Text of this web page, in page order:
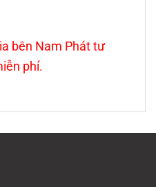
bên Nam Phát tư
phí.